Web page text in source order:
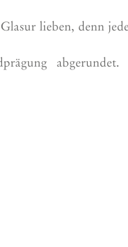
lieben, denn
abgerundet.